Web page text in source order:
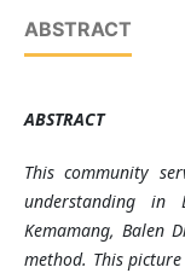
ABSTRACT
ABSTRACT
This community
understanding
Kemamang, Balen
method. This picture